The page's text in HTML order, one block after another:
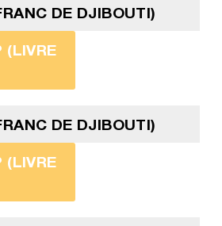
DE DJIBOUTI)
(LIVRE
DE DJIBOUTI)
(LIVRE